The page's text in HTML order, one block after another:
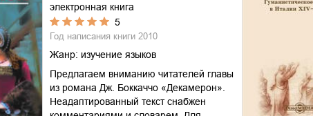
электронная книга
5
Год написания книги 2010
Жанр: изучение языков
Предлагаем вниманию читателей главы
из романа Дж. Боккаччо «Декамерон».
Неадаптированный текст снабжен